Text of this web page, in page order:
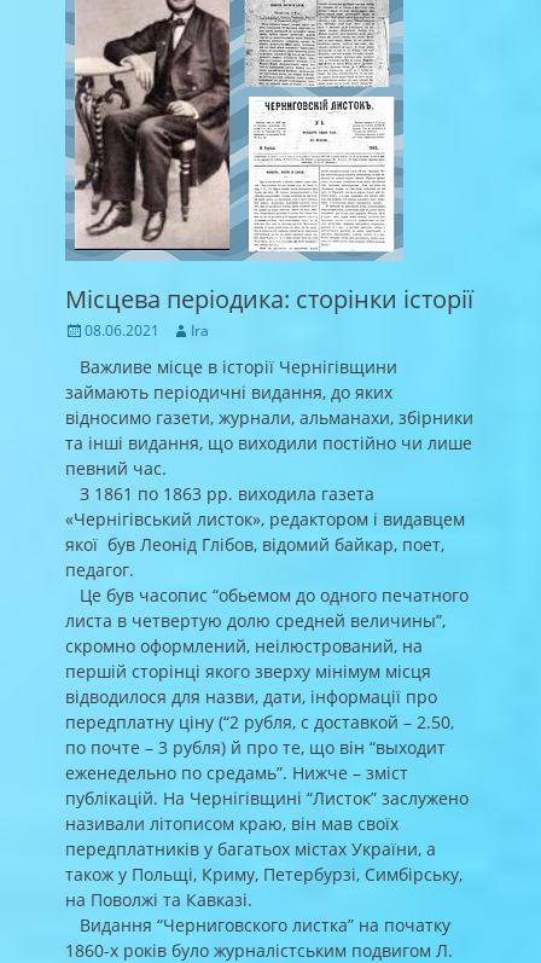
Місцева періодика: сторінки історії
Posted
08.06.2021 Author
Ira
Важливе місце в історії Чернігівщини
займають періодичні видання, до яких
відносимо газети, журнали, альманахи, збірники
та інші видання, щo виходили постійно чи лише
певний час.
З 1861 по 1863 рр. виходила газета
«Чернігівський листок», редактором і видавцем
якої був Леонід Глібов, відомий байкар, поет,
педагог.
Це був часопис “обьемом до одного печатного
листа в четвертую долю средней величины”,
скромно оформлений, неілюстрований, на
першій сторінці якого зверху мінімум місця
відводилося для назви, дати, інформації про
передплатну ціну (“2 рубля, с доставкой – 2.50,
по почте – 3 рубля) й про те, що він “выходит
еженедельно по средамь”. Нижче – зміст
публікацій. На Чернігівщині “Листок” заслужено
називали літописом краю, він мав своїх
передплатників у багатьох містах України, а
також у Польщі, Криму, Петербурзі, Симбірську,
на Поволжі та Кавказі.
Видання “Черниговского листка” на початку
1860-х років було журналістським подвигом Л.